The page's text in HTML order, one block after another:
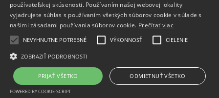
INFORMÁCIE
VŠETKO O NÁKUPE
ZÁKAZNÍCKA ZÓNA
Copyright 2018 - 2026 © SmartOnOff
Inteligentný domáci systém ON/OFF
Tvorba webshopu - Atomer.sk
používateľskej skúsenosti. Používaním našej webovej lokality
vyjadrujete súhlas s používaním všetkých súborov cookie v súlade s
našimi zásadami používania súborov cookie. Prečítať viac
NEVYHNUTNE POTREBNÉ VÝKONNOSŤ CIELENIE
ZOBRAZIŤ PODROBNOSTI
PRIJAŤ VŠETKO ODMIETNUŤ VŠETKO
POWERED BY COOKIE-SCRIPT